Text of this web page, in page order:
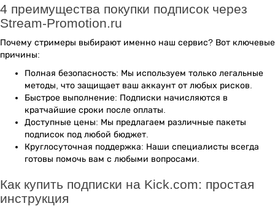
4 преимущества покупки подписок через
Stream-Promotion.ru
Почему стримеры выбирают именно наш сервис? Вот ключевые
причины:
Полная безопасность: Мы используем только легальные
методы, что защищает ваш аккаунт от любых рисков.
Быстрое выполнение: Подписки начисляются в
кратчайшие сроки после оплаты.
Доступные цены: Мы предлагаем различные пакеты
подписок под любой бюджет.
Круглосуточная поддержка: Наши специалисты всегда
готовы помочь вам с любыми вопросами.
Как купить подписки на Kick.com: простая
инструкция